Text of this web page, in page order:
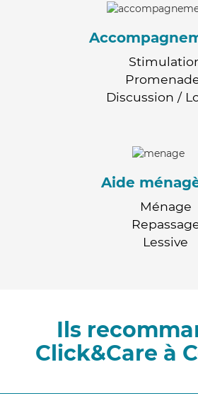
Discussion /
Aide
Ménage
Lessive
Ils
Click&Care à